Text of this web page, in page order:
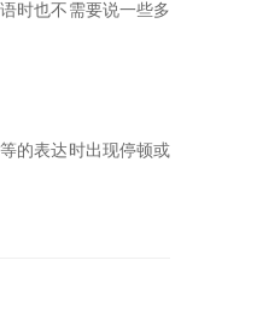
时也不需要说一些多
的表达时出现停顿或